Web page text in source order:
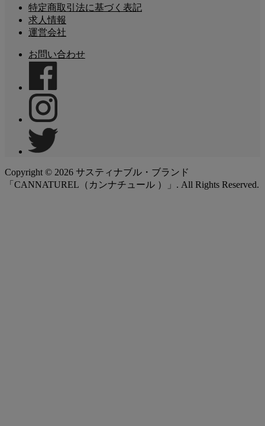
特定商取引法に基づく表記
求人情報
運営会社
お問い合わせ
Copyright © 2026 サスティナブル・ブランド
「CANNATUREL（カンナチュール ）」. All Rights Reserved.